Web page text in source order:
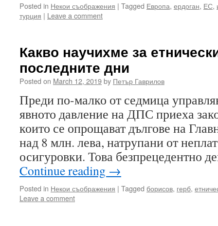
Posted in Некои съображения | Tagged Европа, ердоган, ЕС,
турция | Leave a comment
Какво научихме за
последните дни
Posted on March 12, 2019by Петър Гаврилов
Преди по-малко от седмица
явното давление на ДПС приеха
които се опрощават дългове на
над 8 млн. лева, натрупани от
осигуровки. Това безпрецедентно
Continue reading →
Posted in Некои съображения | Tagged борисов, герб,
Leave a comment